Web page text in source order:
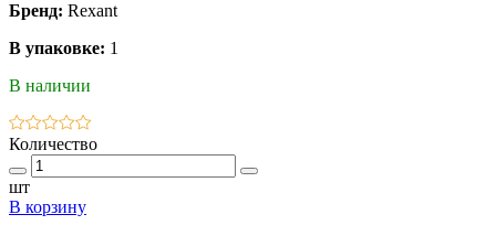
Бренд: Rexant
В упаковке: 1
В наличии
Количество
шт
В корзину